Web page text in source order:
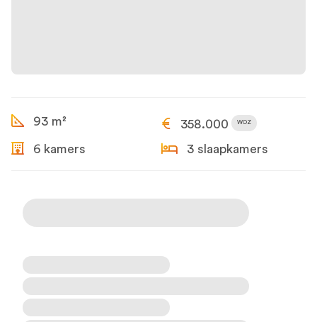
93 m² 358.000 WOZ
6 kamers 3 slaapkamers